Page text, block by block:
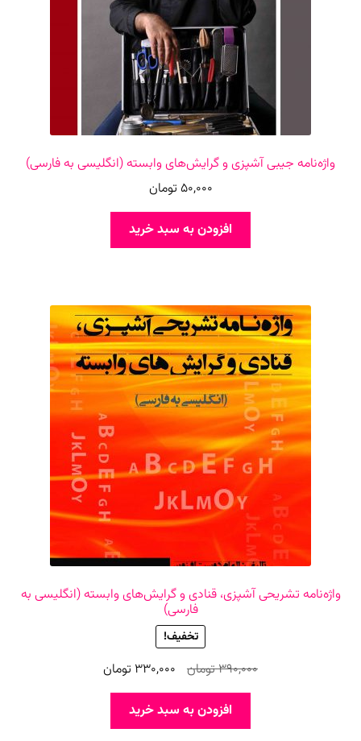
واژه‌نامه جیبی آشپزی و گرایش‌های وابسته (انگلیسی به فارسی)
50,000 تومان
افزودن به سبد خرید
واژه‌نامه تشریحی آشپزی، قنادی و گرایش‌های وابسته (انگلیسی به
فارسی)
تخفیف!
390,000تومان قیمت
اصلی
390,000 تومان
بود.
330,000 تومانقیمت
افزودن به سبد خرید